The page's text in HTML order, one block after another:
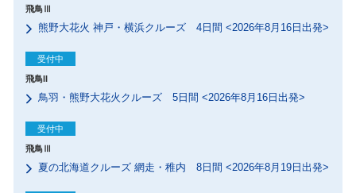
飛鳥Ⅲ
熊野大花火 神戸・横浜クルーズ 4日間 <2026年8月16日出発>
飛鳥II
受付中
鳥羽・熊野大花火クルーズ 5日間 <2026年8月16日出発>
飛鳥Ⅲ
受付中
夏の北海道クルーズ 網走・稚内 8日間 <2026年8月19日出発>